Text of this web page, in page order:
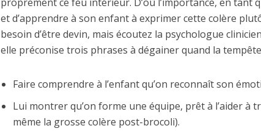
et d’apprendre à son enfant à exprimer cette colère
besoin d’être devin, mais écoutez la psychologue
elle préconise trois phrases à dégainer quand la
Faire comprendre à l’enfant qu’on reconnaît son
Lui montrer qu’on forme une équipe, prêt à l’aider à
même la grosse colère post-brocoli).